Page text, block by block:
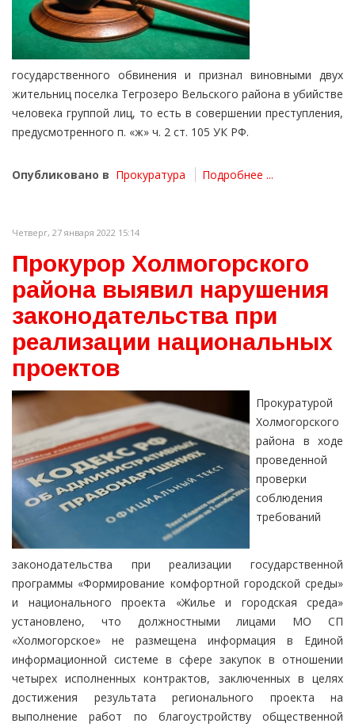
государственного обвинения и признал виновными двух
жительниц поселка Тегрозеро Вельского района в убийстве
человека группой лиц, то есть в совершении преступления,
предусмотренного п. «ж» ч. 2 ст. 105 УК РФ.
Опубликовано в Прокуратура Подробнее ...
Четверг, 27 января 2022 15:14
Прокурор Холмогорского
района выявил нарушения
законодательства при
реализации национальных
проектов
Прокуратурой
Холмогорского
района в ходе
проведенной
проверки
соблюдения
требований
законодательства при реализации государственной
программы «Формирование комфортной городской среды»
и национального проекта «Жилье и городская среда»
установлено, что должностными лицами МО СП
«Холмогорское» не размещена информация в Единой
информационной системе в сфере закупок в отношении
четырех исполненных контрактов, заключенных в целях
достижения результата регионального проекта на
выполнение работ по благоустройству общественной